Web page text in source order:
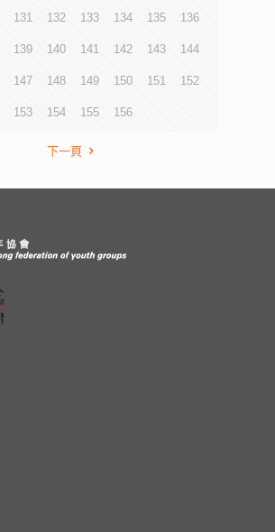
131 132 133 134 135 136
139 140 141 142 143 144
147 148 149 150 151 152
153 154 155 156
下一頁